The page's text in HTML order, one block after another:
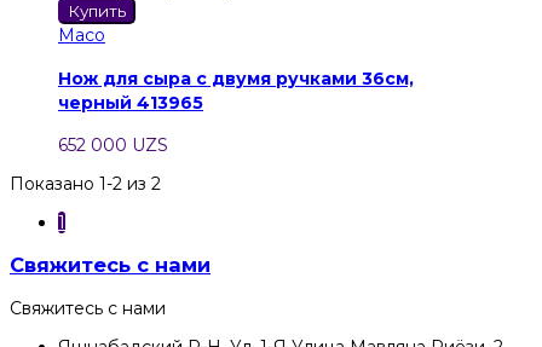
Купить
Maco
Нож для сыра с двумя ручками 36см,
черный 413965
652 000 UZS
Показано 1-2 из 2
1
Свяжитесь с нами
Свяжитесь с нами